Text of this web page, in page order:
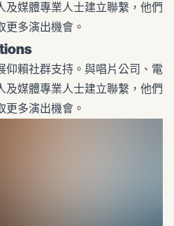
及媒體專業人士建立聯繫，他們
更多演出機會。
仰賴社群支持。與唱片公司、電
及媒體專業人士建立聯繫，他們
更多演出機會。